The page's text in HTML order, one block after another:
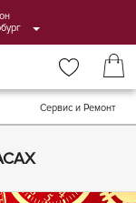
Сервис и Ремонт